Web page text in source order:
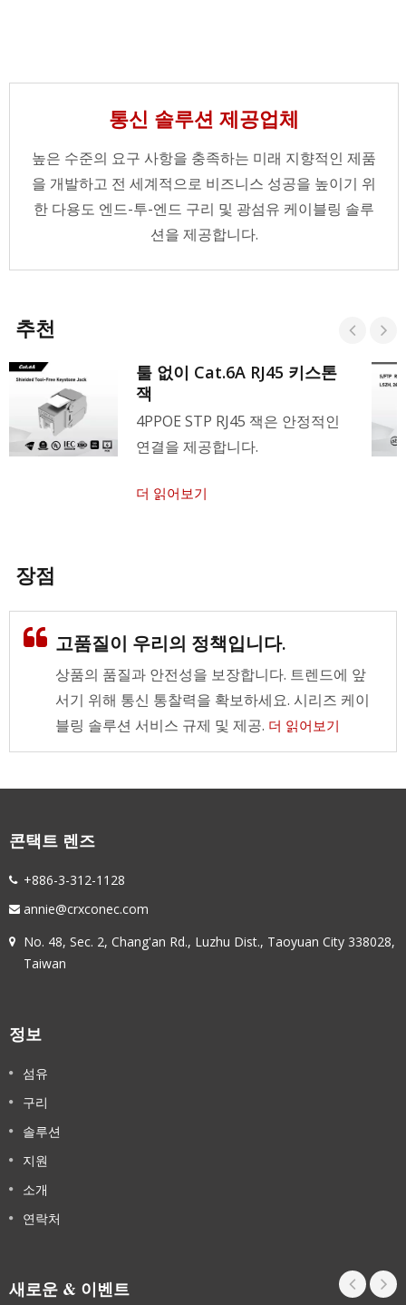
통신 솔루션 제공업체
높은 수준의 요구 사항을 충족하는 미래 지향적인 제품
을 개발하고 전 세계적으로 비즈니스 성공을 높이기 위
한 다용도 엔드-투-엔드 구리 및 광섬유 케이블링 솔루
션을 제공합니다.
추천
툴 없이 Cat.6A RJ45 키스톤
잭
4PPOE STP RJ45 잭은 안정적인
연결을 제공합니다.
더 읽어보기
장점
고품질이 우리의 정책입니다.
상품의 품질과 안전성을 보장합니다. 트렌드에 앞
서기 위해 통신 통찰력을 확보하세요. 시리즈 케이
블링 솔루션 서비스 규제 및 제공. 더 읽어보기
콘택트 렌즈
+886-3-312-1128
annie@crxconec.com
No. 48, Sec. 2, Chang'an Rd., Luzhu Dist., Taoyuan City 338028,
Taiwan
정보
섬유
구리
솔루션
지원
소개
연락처
새로운 & 이벤트